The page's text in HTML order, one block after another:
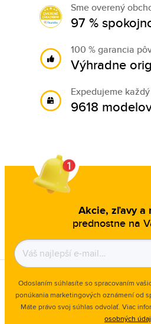
Sme overený
97 %
100 % garancia
Výhradne
Expedujeme
9618
Akcie, zľavy a
prednostne na
Odoslaním súhlasíte so spracovaním
ponúkania marketingových oznámení od
Máte právo svoj súhlas odvolať. Viac
osobných